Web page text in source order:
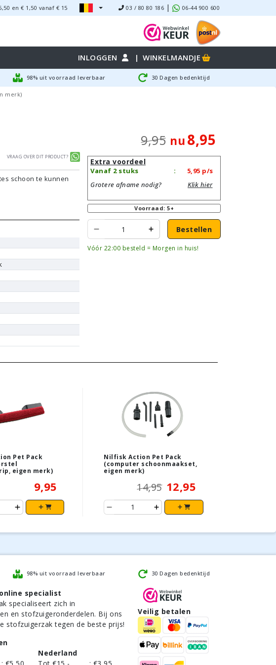
en € 1,50 vanaf € 15 03 / 80 80 186 | 06-44 900 600
INLOGGEN | WINKELMANDJE
98% uit voorraad leverbaar 30 Dagen bedenktijd
merk)
Vraag over dit product?
schoon te kunnen
9,95 nu8,95
Extra voordeel
Vanaf 2 stuks : 5,95 p/s
Grotere afname nodig?
Klik hier
Voorraad: 5+
Bestellen
Vóór 22:00 besteld = Morgen in huis!
Pet Pack
eigen merk)
9,95
Nilfisk Action Pet Pack
(computer schoonmaakset,
eigen merk)
14,95 12,95
98% uit voorraad leverbaar 30 Dagen bedenktijd
specialist
specialiseert zich in
en stofzuigeronderdelen. Bij ons
stofzuigerzak tegen de beste prijs!
: €5,50
Nederland
Tot €15,-
: €3,95
Veilig betalen